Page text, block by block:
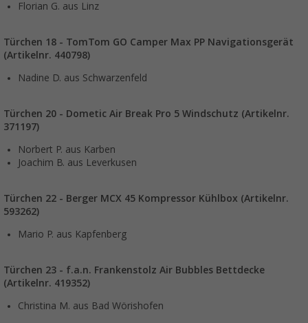
Florian G. aus Linz
Türchen 18 - TomTom GO Camper Max PP Navigationsgerät
(Artikelnr. 440798)
Nadine D. aus Schwarzenfeld
Türchen 20 - Dometic Air Break Pro 5 Windschutz (Artikelnr.
371197)
Norbert P. aus Karben
Joachim B. aus Leverkusen
Türchen 22 - Berger MCX 45 Kompressor Kühlbox (Artikelnr.
593262)
Mario P. aus Kapfenberg
Türchen 23 - f.a.n. Frankenstolz Air Bubbles Bettdecke
(Artikelnr. 419352)
Christina M. aus Bad Wörishofen